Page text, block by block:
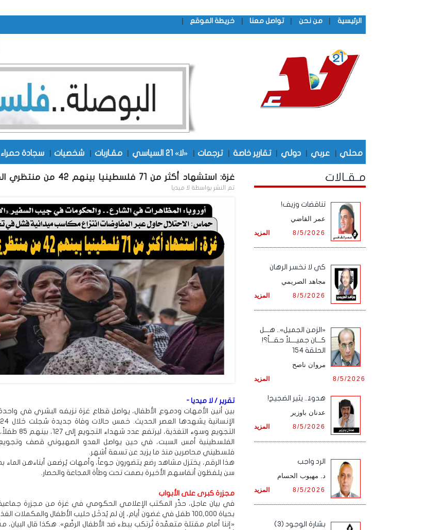
الرئيسية | من نحن | تواصل معنا | خريطة الموقع |
محلي | عربي | دولي | تقارير خاصة | ترجمات | «لا» 21 السياسي | مقـاربات | شخصيات | سجادة حمراء
غزة: استشهاد أكثر من 71 فلسطينيا بينهم 42 من منتظري المساعدات
تم النشر بواسطة لا ميديا
تقرير / لا ميديا -
بين أنين الأمهات ودموع الأطفال، يواصل قطاع غزة نزيفه البشري في
التجويع وسوء
الفلسطينية أمس السبت، في حين يواصل العدو الصهيوني قصف
فلسطيني محاصرين منذ ما يزيد عن تسعة أشهر.
هذا الرقم، يختزل مشاهد رضع يتضورون جوعاً، وأمهات يُرضعن أبناءهن الماء
سن يلفظون أنفاسهم الأخيرة بصمت تحت وطأة المجاعة والحصار.
مجزرة كبرى على الأبواب
في بيان عاجل، حذّر المكتب الإعلامي الحكومي في غزة من مجزرة
بحياة 100,000 طفل في غضون أيام، إن لم يُدخَل حليب الأطفال والمكملات الغذائية فوراً.
مـقـالات
تناقضات وزيف!
عمر القاضي
المزيد 8/5/2026
كي لا نخسر الرهان
مجاهد الصريمي
المزيد 8/5/2026
«الزمن الجميل».. هـــل
كـــان جميــــلاً حقـــاً؟!
الحلقة 154
مروان ناصح
المزيد 8/5/2026
هدوءٌ.. يثير الضجيج!
عدنان باوزير
المزيد 8/5/2026
الرد واجب
د. مهيوب الحسام
المزيد 8/5/2026
بشارة الوجود (3)